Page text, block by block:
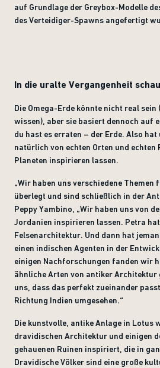
auf Grundlage der Greybox-Modelle
des Verteidiger-Spawns angefertigt
In die uralte Vergangenheit
Die Omega-Erde könnte nicht real
wissen), aber sie basiert dennoch auf
du hast es erraten – der Erde. Also hat
natürlich von echten Orten und echten
Planeten inspirieren lassen.
„Wir haben uns verschiedene Themen
überlegt und sind schließlich in der
Peppy Yambino, „Wir haben uns von
Jordanien inspirieren lassen. Petra
Felsenarchitektur. Und dann hat
einen indischen Agenten in der
einigen Nachforschungen fanden wir
ähnliche Arten von antiker Architektur
uns, dass das perfekt zueinander
Richtung Indien umgesehen.“
Die kunstvolle, antike Anlage in Lotus
dravidischen Architektur und einigen
gehauenen Ruinen inspiriert, die in
Dravidische Völker sind eine große